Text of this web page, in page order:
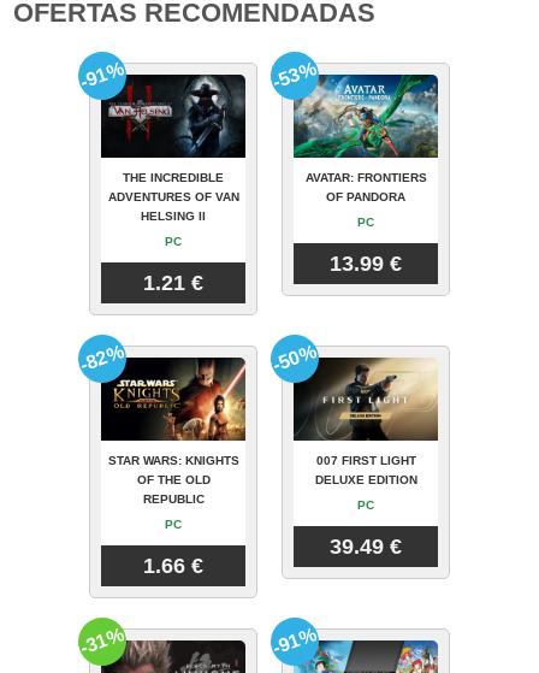
OFERTAS RECOMENDADAS
THE INCREDIBLE
ADVENTURES OF VAN
HELSING II
PC
1.21 €
-91%
AVATAR: FRONTIERS
OF PANDORA
PC
13.99 €
-53%
STAR WARS: KNIGHTS
OF THE OLD
REPUBLIC
PC
1.66 €
-82%
007 FIRST LIGHT
DELUXE EDITION
PC
39.49 €
-50%
-31% -91%